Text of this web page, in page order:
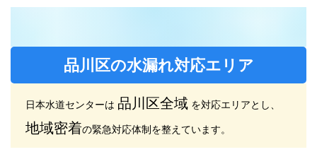
品川区の水漏れ対応エリア
日本水道センターは 品川区全域 を対応エリアとし、
地域密着の緊急対応体制を整えています。